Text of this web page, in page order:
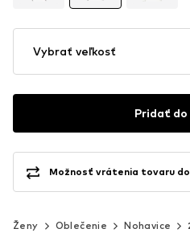
Vybrať veľkosť
Pridať do
Možnosť vrátenia tovaru
Ženy Oblečenie Nohavice